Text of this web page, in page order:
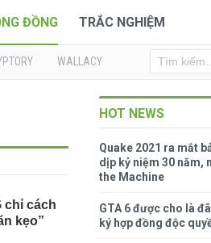
ĐỒNG TRẮC NGHIỆM
WALLACY
chỉ cách
kẹo”
HOT NEWS
Quake 2021 ra mắt
dịp kỷ niệm 30 năm,
the Machine
GTA 6 được cho là
ký hợp đồng độc